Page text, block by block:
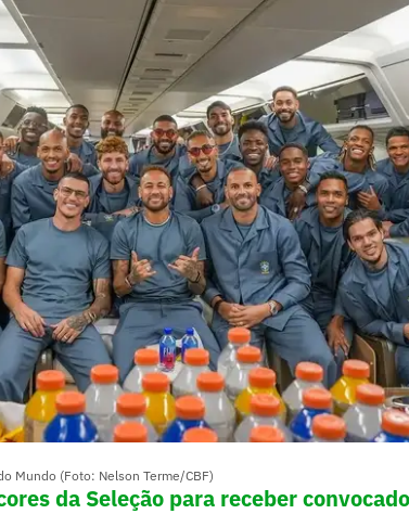
Mundo (Foto: Nelson Terme/CBF)
da Seleção para receber